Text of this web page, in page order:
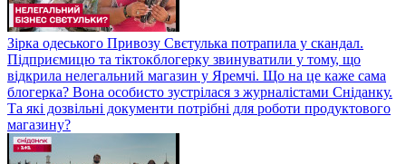
Зірка одеського Привозу Свєтулька потрапила у скандал.
Підприємицю та тіктокблогерку звинуватили у тому, що
відкрила нелегальний магазин у Яремчі. Що на це каже сама
блогерка? Вона особисто зустрілася з журналістами Сніданку.
Та які дозвільні документи потрібні для роботи продуктового
магазину?